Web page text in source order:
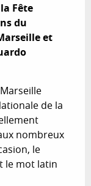
Fête
du
et
de la
nombreux
le
le mot latin